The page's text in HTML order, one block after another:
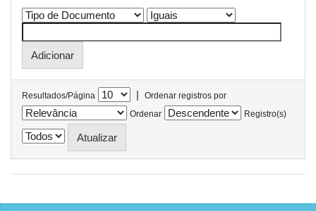
Resultados/Página |
Ordenar registros por
Ordenar
Registro(s)